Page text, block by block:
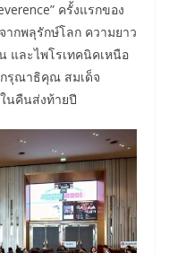
ครั้งแรกของ
กพลุรักษ์โลก ความยาว
และไพโรเทคนิคเหนือ
กรุณาธิคุณ สมเด็จ
นคืนส่งท้ายปี